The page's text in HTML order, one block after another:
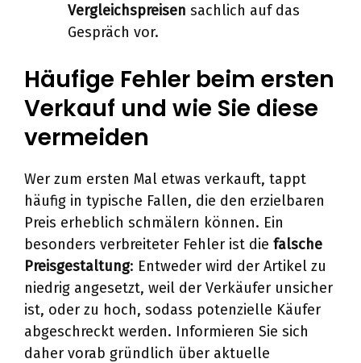
Vergleichspreisen sachlich auf das
Gespräch vor.
Häufige Fehler beim ersten
Verkauf und wie Sie diese
vermeiden
Wer zum ersten Mal etwas verkauft, tappt
häufig in typische Fallen, die den erzielbaren
Preis erheblich schmälern können. Ein
besonders verbreiteter Fehler ist die falsche
Preisgestaltung: Entweder wird der Artikel zu
niedrig angesetzt, weil der Verkäufer unsicher
ist, oder zu hoch, sodass potenzielle Käufer
abgeschreckt werden. Informieren Sie sich
daher vorab gründlich über aktuelle